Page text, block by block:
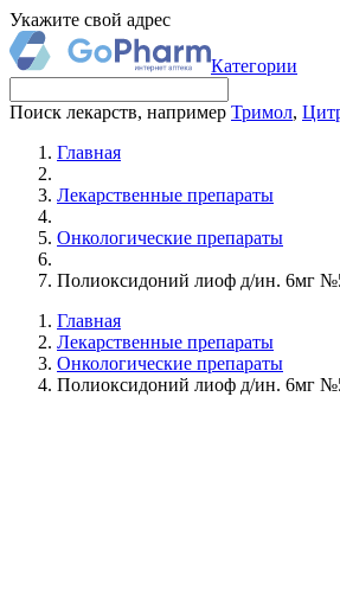
Укажите свой адрес
Категории
Поиск лекарств, например Тримол,
Главная
Лекарственные препараты
Онкологические препараты
Полиоксидоний лиоф д/ин. 6мг
Главная
Лекарственные препараты
Онкологические препараты
Полиоксидоний лиоф д/ин. 6мг